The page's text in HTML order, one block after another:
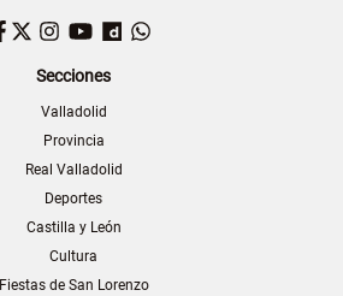
Facebook
TwitterInstagram
YouTubeDailymotion
Secciones
Valladolid
Provincia
Real Valladolid
Deportes
Castilla y León
Cultura
Fiestas de San Lorenzo